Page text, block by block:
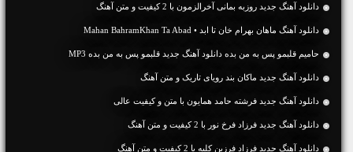
دانلود آهنگ جديد روزبه بمانی آخرالزمون با 2 کیفیت و متن آهنگ
دانلود آهنگ ماهان بهرام خان تا ابد • Mahan BahramKhan Ta Abad
حامیم قلبمو پس به من بده دانلود آهنگ جدید قلبمو پس به من بده MP3
دانلود آهنگ جديد ماکان بند رویای تاریک و متن آهنگ
دانلود آهنگ جديد فرشته حامد همایون با متن و کیفیت عالی
دانلود آهنگ جديد فرزاد فرخ نور با 2 کیفیت و متن آهنگ
دانلود آهنگ جديد فرزاد فرزین کلبه با 2 کیفیت و متن آهنگ